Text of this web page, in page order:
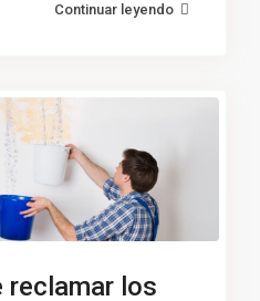
Continuar leyendo
reclamar los